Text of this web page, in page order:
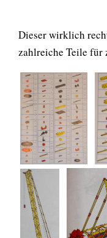
Dieser wirklich
zahlreiche Teile für